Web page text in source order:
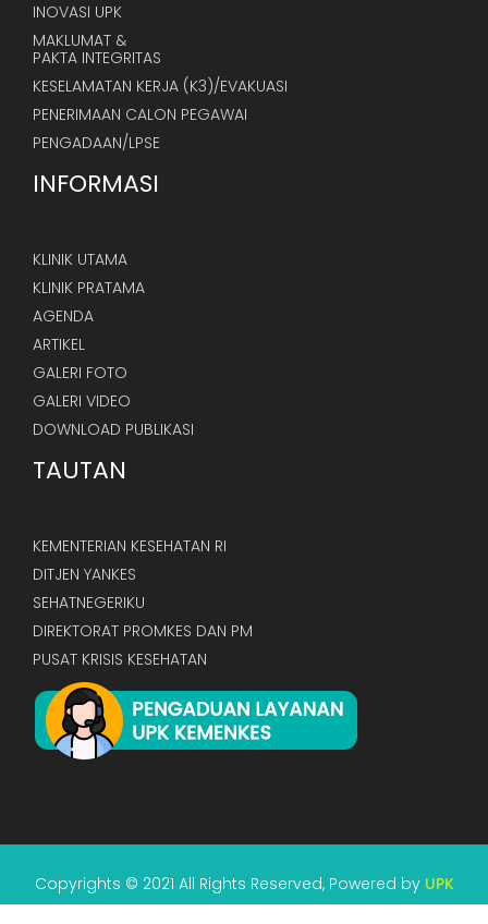
INOVASI UPK
MAKLUMAT &
PAKTA INTEGRITAS
KESELAMATAN KERJA (K3)/EVAKUASI
PENERIMAAN CALON PEGAWAI
PENGADAAN/LPSE
INFORMASI
KLINIK UTAMA
KLINIK PRATAMA
AGENDA
ARTIKEL
GALERI FOTO
GALERI VIDEO
DOWNLOAD PUBLIKASI
TAUTAN
KEMENTERIAN KESEHATAN RI
DITJEN YANKES
SEHATNEGERIKU
DIREKTORAT PROMKES DAN PM
PUSAT KRISIS KESEHATAN
Copyrights © 2021 All Rights Reserved, Powered by UPK